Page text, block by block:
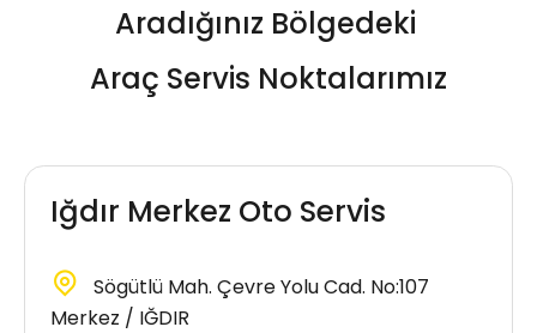
Aradığınız Bölgedeki
Araç Servis Noktalarımız
Iğdır Merkez Oto Servis
Sögütlü Mah. Çevre Yolu Cad. No:107
Merkez / IĞDIR